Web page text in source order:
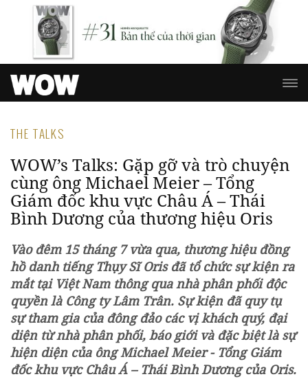
THE TALKS
WOW’s Talks: Gặp gỡ và trò chuyện
cùng ông Michael Meier – Tổng
Giám đốc khu vực Châu Á – Thái
Bình Dương của thương hiệu Oris
Vào đêm 15 tháng 7 vừa qua, thương hiệu đồng
hồ danh tiếng Thụy Sĩ Oris đã tổ chức sự kiện ra
mắt tại Việt Nam thông qua nhà phân phối độc
quyền là Công ty Lâm Trân. Sự kiện đã quy tụ
sự tham gia của đông đảo các vị khách quý, đại
diện từ nhà phân phối, báo giới và đặc biệt là sự
hiện diện của ông Michael Meier - Tổng Giám
đốc khu vực Châu Á – Thái Bình Dương của Oris.